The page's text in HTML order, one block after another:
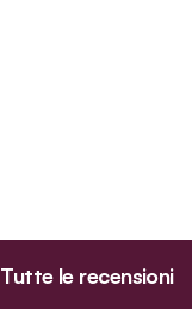
Tutte le recensioni